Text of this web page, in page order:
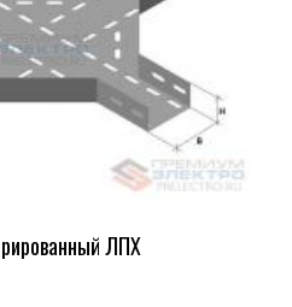
ЛПХ